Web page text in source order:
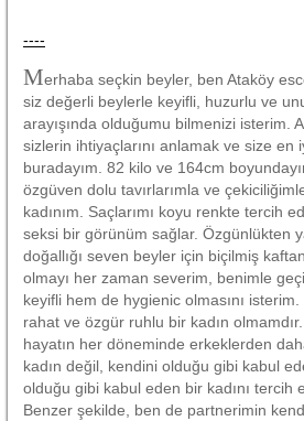
----
Merhaba seçkin beyler, ben Ataköy
siz değerli beylerle keyifli, huzurlu ve
arayışında olduğumu bilmenizi isterim.
sizlerin ihtiyaçlarını anlamak ve size en
buradayım. 82 kilo ve 164cm
özgüven dolu tavırlarımla ve
kadınım. Saçlarımı koyu renkte tercih
seksi bir görünüm sağlar. Özgünlükten
doğallığı seven beyler için biçilmiş
olmayı her zaman severim, benimle
keyifli hem de hygienic olmasını isterim.
rahat ve özgür ruhlu bir kadın
hayatın her döneminde erkeklerden
kadın değil, kendini olduğu gibi kabul
olduğu gibi kabul eden bir kadını tercih
Benzer şekilde, ben de partnerimin